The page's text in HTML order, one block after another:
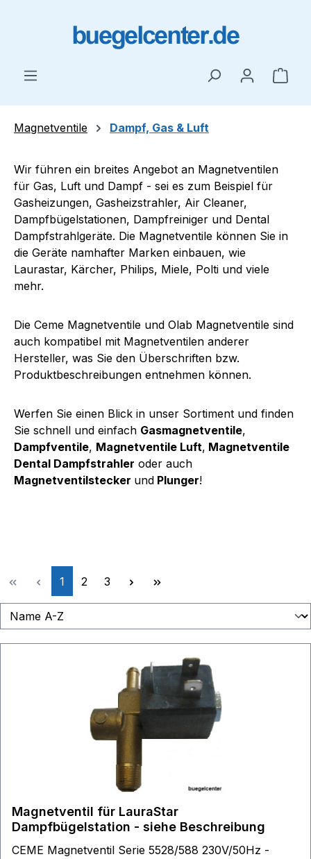
Magnetventile Dampf, Gas & Luft
Wir führen ein breites Angebot an Magnetventilen
für Gas, Luft und Dampf - sei es zum Beispiel für
Gasheizungen, Gasheizstrahler, Air Cleaner,
Dampfbügelstationen, Dampfreiniger und Dental
Dampfstrahlgeräte. Die Magnetventile können Sie in
die Geräte namhafter Marken einbauen, wie
Laurastar, Kärcher, Philips, Miele, Polti und viele
mehr.
Die Ceme Magnetventile und Olab Magnetventile sind
auch kompatibel mit Magnetventilen anderer
Hersteller, was Sie den Überschriften bzw.
Produktbeschreibungen entnehmen können.
Werfen Sie einen Blick in unser Sortiment und finden
Sie schnell und einfach Gasmagnetventile,
Dampfventile, Magnetventile Luft, Magnetventile
Dental Dampfstrahler oder auch
Magnetventilstecker und Plunger!
Seite
1 Seite
2 Seite
3
Magnetventil für LauraStar
Dampfbügelstation - siehe Beschreibung
CEME Magnetventil Serie 5528/588 230V/50Hz -